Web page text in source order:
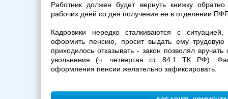
Работник должен будет вернуть книжку
рабочих дней со дня получения ее в отделении
Кадровики нередко сталкиваются с
оформить пенсию, просит выдать ему
приходилось отказывать - закон позволял
увольнения (ч. четвертая ст. 84.1 ТК РФ).
оформления пенсии желательно зафиксировать.